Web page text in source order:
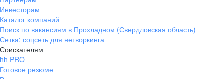
Инвесторам
Каталог компаний
Поиск по вакансиям в Прохладном (Свердловская область)
Сетка: соцсеть для нетворкинга
Соискателям
hh PRO
Готовое резюме